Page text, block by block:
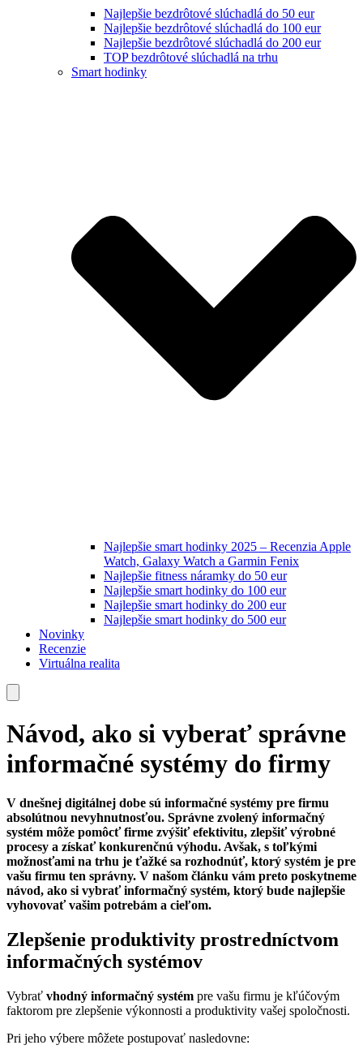
Najlepšie bezdrôtové slúchadlá do 50 eur
Najlepšie bezdrôtové slúchadlá do 100 eur
Najlepšie bezdrôtové slúchadlá do 200 eur
TOP bezdrôtové slúchadlá na trhu
Smart hodinky
Najlepšie smart hodinky 2025 – Recenzia Apple
Watch, Galaxy Watch a Garmin Fenix
Najlepšie fitness náramky do 50 eur
Najlepšie smart hodinky do 100 eur
Najlepšie smart hodinky do 200 eur
Najlepšie smart hodinky do 500 eur
Novinky
Recenzie
Virtuálna realita
Návod, ako si vyberať správne
informačné systémy do firmy
V dnešnej digitálnej dobe sú informačné systémy pre firmu
absolútnou nevyhnutnosťou. Správne zvolený informačný
systém môže pomôcť firme zvýšiť efektivitu, zlepšiť výrobné
procesy a získať konkurenčnú výhodu. Avšak, s toľkými
možnosťami na trhu je ťažké sa rozhodnúť, ktorý systém je pre
vašu firmu ten správny. V našom článku vám preto poskytneme
návod, ako si vybrať informačný systém, ktorý bude najlepšie
vyhovovať vašim potrebám a cieľom.
Zlepšenie produktivity prostredníctvom
informačných systémov
Vybrať vhodný informačný systém pre vašu firmu je kľúčovým
faktorom pre zlepšenie výkonnosti a produktivity vašej spoločnosti.
Pri jeho výbere môžete postupovať nasledovne: